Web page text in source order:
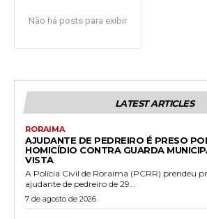
Não há posts para exibir
LATEST ARTICLES
RORAIMA
AJUDANTE DE PEDREIRO É PRESO
HOMICÍDIO CONTRA GUARDA
VISTA
A Polícia Civil de Roraima (PCRR) prendeu
ajudante de pedreiro de 29...
7 de agosto de 2026